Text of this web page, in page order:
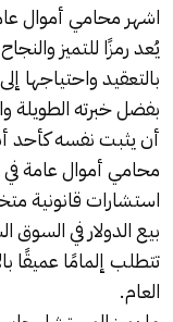
اشهر محامي أموال
يُعد رمزًا للتميز
بالتعقيد واحتياجها
بفضل خبرته الطويلة
أن يثبت نفسه كأحد
محامي أموال عامة
استشارات قانونية
بيع الدولار في
تتطلب إلمامًا عميقًا
العام.